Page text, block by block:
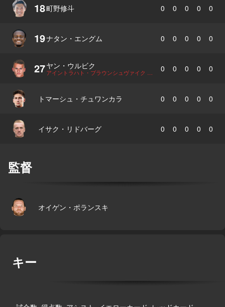
18町野修斗 0 0 0 0 0
19ナタン・エングム 0 0 0 0 0
27ヤン・ウルビク
アイントラハト・ブラウンシュヴァイク へレンタル 0 0 0 0 0
トマーシュ・チュワンカラ 0 0 0 0 0
イサク・リドバーグ 0 0 0 0 0
監督
オイゲン・ポランスキ
キー